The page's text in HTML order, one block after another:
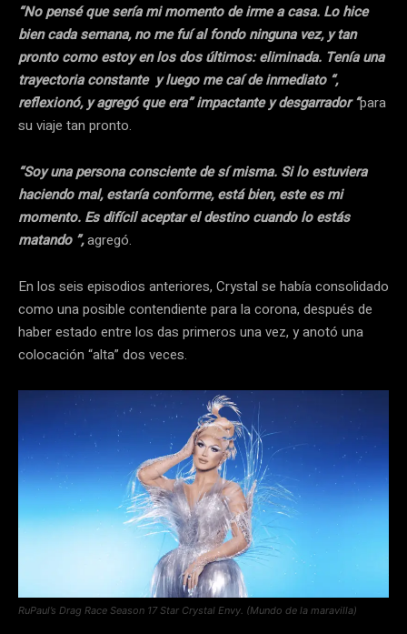
“No pensé que sería mi momento de irme a casa. Lo hice
bien cada semana, no me fuí al fondo ninguna vez, y tan
pronto como estoy en los dos últimos: eliminada. Tenía una
trayectoria constante y luego me caí de inmediato “,
reflexionó, y agregó que era” impactante y desgarrador “para
su viaje tan pronto.
“Soy una persona consciente de sí misma. Si lo estuviera
haciendo mal, estaría conforme, está bien, este es mi
momento. Es difícil aceptar el destino cuando lo estás
matando ”,agregó.
En los seis episodios anteriores, Crystal se había consolidado
como una posible contendiente para la corona, después de
haber estado entre los das primeros una vez, y anotó una
colocación “alta” dos veces.
RuPaul’s Drag Race Season 17 Star Crystal Envy. (Mundo de la maravilla)